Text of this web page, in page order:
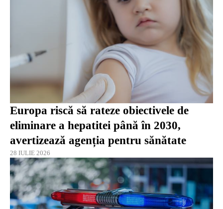
Europa riscă să rateze obiectivele de
eliminare a hepatitei până în 2030,
avertizează agenția pentru sănătate
28 IULIE 2026